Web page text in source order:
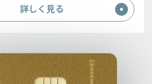
詳しく見る